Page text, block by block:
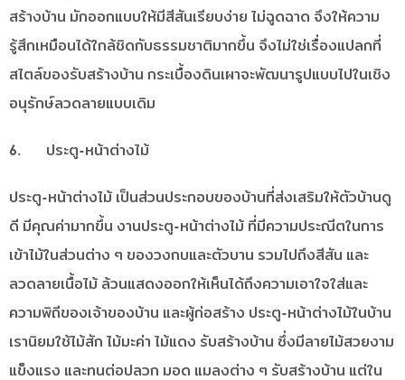
สร้างบ้าน มักออกแบบให้มีสีสันเรียบง่าย ไม่ฉูดฉาด จึงให้ความ
รู้สึกเหมือนได้ใกล้ชิดกับธรรมชาติมากขึ้น จึงไม่ใช่เรื่องแปลกที่
สไตล์ของรับสร้างบ้าน กระเบื้องดินเผาจะพัฒนารูปแบบไปในเชิง
อนุรักษ์ลวดลายแบบเดิม
6. ประตู-หน้าต่างไม้
ประตู-หน้าต่างไม้ เป็นส่วนประกอบของบ้านที่ส่งเสริมให้ตัวบ้านดู
ดี มีคุณค่ามากขึ้น งานประตู-หน้าต่างไม้ ที่มีความประณีตในการ
เข้าไม้ในส่วนต่าง ๆ ของวงกบและตัวบาน รวมไปถึงสีสัน และ
ลวดลายเนื้อไม้ ล้วนแสดงออกให้เห็นได้ถึงความเอาใจใส่และ
ความพิถีของเจ้าของบ้าน และผู้ก่อสร้าง ประตู-หน้าต่างไม้ในบ้าน
เรานิยมใช้ไม้สัก ไม้มะค่า ไม้แดง รับสร้างบ้าน ซึ่งมีลายไม้สวยงาม
แข็งแรง และทนต่อปลวก มอด แมลงต่าง ๆ รับสร้างบ้าน แต่ใน